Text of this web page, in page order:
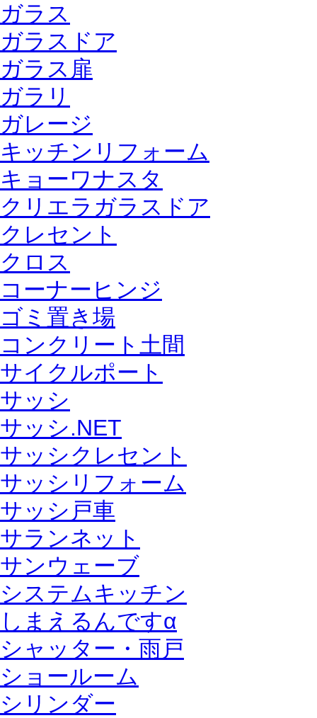
ガラス
ガラスドア
ガラス扉
ガラリ
ガレージ
キッチンリフォーム
キョーワナスタ
クリエラガラスドア
クレセント
クロス
コーナーヒンジ
ゴミ置き場
コンクリート土間
サイクルポート
サッシ
サッシ.NET
サッシクレセント
サッシリフォーム
サッシ戸車
サランネット
サンウェーブ
システムキッチン
しまえるんですα
シャッター・雨戸
ショールーム
シリンダー